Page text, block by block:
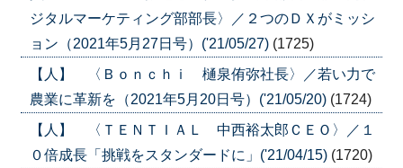
ジタルマーケティング部部長〉／２つのＤＸがミッシ
ョン（2021年5月27日号）('21/05/27) (1725)
【人】 〈Ｂｏｎｃｈｉ 樋泉侑弥社長〉／若い力で
農業に革新を（2021年5月20日号）('21/05/20) (1724)
【人】 〈ＴＥＮＴＩＡＬ 中西裕太郎ＣＥＯ〉／１
０倍成長「挑戦をスタンダードに」('21/04/15) (1720)